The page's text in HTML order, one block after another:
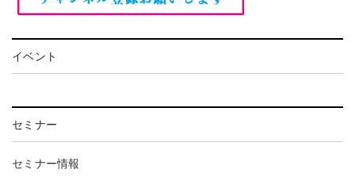
イベント
セミナー
セミナー情報